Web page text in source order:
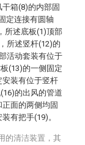
箱(8)的内部固
定连接有圆轴
所述底板(1)顶部
所述竖杆(12)的
活动套装有位于
(13)的一侧固定
装有位于竖杆
的出风的管道
面的两侧均固
有把手(19)。
的清洁装置，其